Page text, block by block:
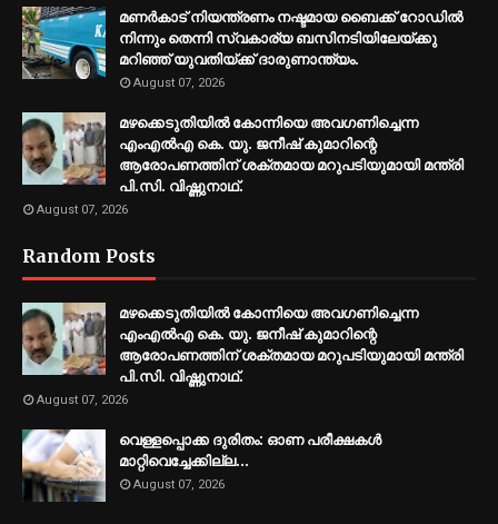
മണർകാട് നിയന്ത്രണം നഷ്ടമായ ബൈക്ക് റോഡിൽ
നിന്നും തെന്നി സ്വകാര്യ ബസിനടിയിലേയ്ക്കു
മറിഞ്ഞ് യുവതിയ്ക്ക് ദാരുണാന്ത്യം.
August 07, 2026
മഴക്കെടുതിയിൽ കോന്നിയെ അവഗണിച്ചെന്ന
എംഎൽഎ കെ. യു. ജനീഷ് കുമാറിന്റെ
ആരോപണത്തിന് ശക്തമായ മറുപടിയുമായി മന്ത്രി
പി.സി. വിഷ്ണുനാഥ്.
August 07, 2026
Random Posts
മഴക്കെടുതിയിൽ കോന്നിയെ അവഗണിച്ചെന്ന
എംഎൽഎ കെ. യു. ജനീഷ് കുമാറിന്റെ
ആരോപണത്തിന് ശക്തമായ മറുപടിയുമായി മന്ത്രി
പി.സി. വിഷ്ണുനാഥ്.
August 07, 2026
വെള്ളപ്പൊക്ക ദുരിതം: ഓണ പരീക്ഷകൾ
മാറ്റിവെച്ചേക്കില്ല...
August 07, 2026